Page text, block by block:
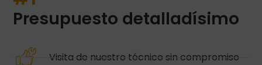
Presupuesto detalladísimo
Visita de nuestro técnico sin compromiso